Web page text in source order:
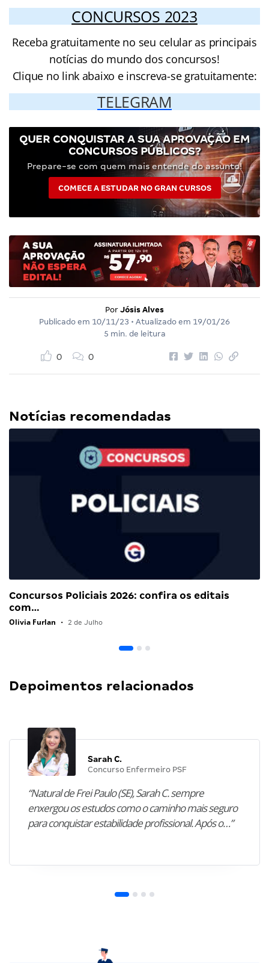
CONCURSOS 2023
Receba gratuitamente no seu celular as principais
notícias do mundo dos concursos!
Clique no link abaixo e inscreva-se gratuitamente:
TELEGRAM
QUER CONQUISTAR A SUA APROVAÇÃO EM
CONCURSOS PÚBLICOS?
Prepare-se com quem mais entende do assunto!
COMECE A ESTUDAR NO GRAN CURSOS
Por Jósis Alves
Publicado em 10/11/23 • Atualizado em 19/01/26
5 min. de leitura
0 0
Notícias recomendadas
Concursos Policiais 2026: confira os editais
com…
Olivia Furlan • 2 de Julho
Depoimentos relacionados
Sarah C.
Concurso Enfermeiro PSF
“Natural de Frei Paulo (SE), Sarah C. sempre
enxergou os estudos como o caminho mais seguro
para conquistar estabilidade profissional. Após o…”